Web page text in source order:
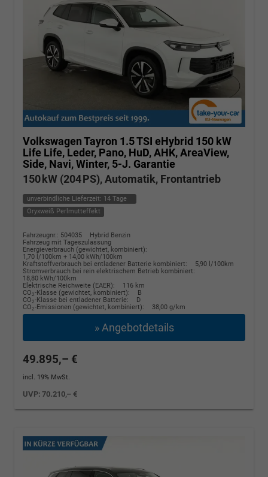
Volkswagen Tayron 1.5 TSI eHybrid 150 kW
Life Life, Leder, Pano, HuD, AHK, AreaView,
Side, Navi, Winter, 5-J. Garantie
150 kW (204 PS), Automatik, Frontantrieb
unverbindliche Lieferzeit: 14 Tage
Oryxweiß Perlmutteffekt
Fahrzeugnr.: 504035
Hybrid Benzin
Fahrzeug mit Tageszulassung
Energieverbrauch (gewichtet, kombiniert):
1,70 l/100km + 14,00 kWh/100km
Kraftstoffverbrauch bei entladener Batterie kombiniert:
5,90 l/100km
Stromverbrauch bei rein elektrischem Betrieb kombiniert:
18,80 kWh/100km
Elektrische Reichweite (EAER):
116 km
CO2-Klasse (gewichtet, kombiniert):
B
CO2-Klasse bei entladener Batterie:
D
CO2-Emissionen (gewichtet, kombiniert): 38,00 g/km
» Angebotdetails
49.895,– €
incl. 19% MwSt.
UVP:70.210,– €